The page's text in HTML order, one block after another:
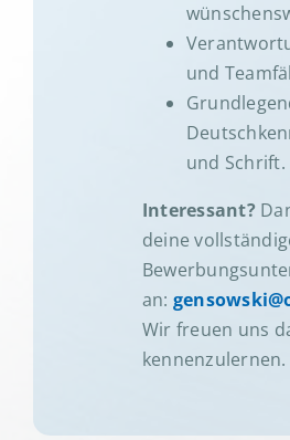
und
und Schrift.
Interessant?
deine
an:
Wir freuen uns
kennenzulernen.